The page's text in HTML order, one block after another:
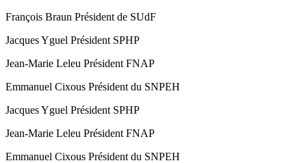
François Braun Président de SUdF
Jacques Yguel Président SPHP
Jean-Marie Leleu Président FNAP
Emmanuel Cixous Président du SNPEH
Jacques Yguel Président SPHP
Jean-Marie Leleu Président FNAP
Emmanuel Cixous Président du SNPEH